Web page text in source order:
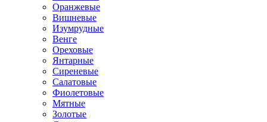
Оранжевые
Вишневые
Изумрудные
Венге
Ореховые
Янтарные
Сиреневые
Салатовые
Фиолетовые
Мятные
Золотые